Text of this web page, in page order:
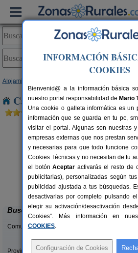
Alojamientos
Casas Rurales cerca de
Casa Rural La Corneja
Huérmeces Del Cerro
Buscar
Comunidades:
Provincias/Islas:
INFORMACIÓN
COOKIES
Bienvenid@ a la información básica
nuestro portal responsabilidad de Mario
Una cookie o galleta informática es un
información que se guarda en tu pc,
visitar el portal. Algunas son nuestras
empresas externas que nos prestan
y necesarias para que todo funcione
Cookies Técnicas y no necesitan de tu
el botónAceptar activarás el resto de
publicitarias), personalizadas según
publicidad ajustada a tus búsquedas.
desactivarlas por completo pulsando
elegir su activación/desactivación
Cookies”. Más información en
COOKIES.